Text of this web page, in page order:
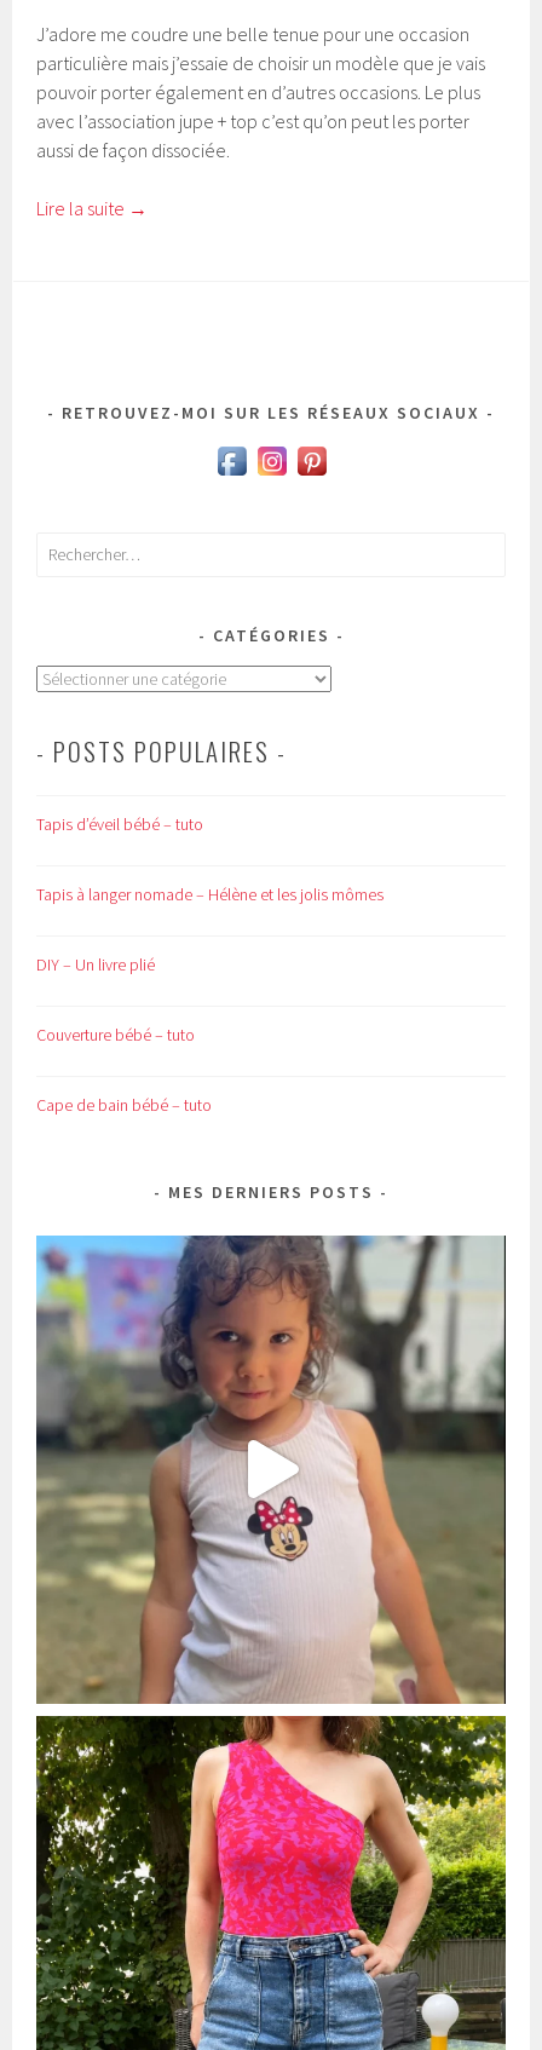
J’adore me coudre une belle tenue pour une occasion
particulière mais j’essaie de choisir un modèle que je vais
pouvoir porter également en d’autres occasions. Le plus
avec l’association jupe + top c’est qu’on peut les porter
aussi de façon dissociée.
Lire la suite →
RETROUVEZ-MOI SUR LES RÉSEAUX SOCIAUX
Rechercher :
CATÉGORIES
Catégories
- POSTS POPULAIRES -
Tapis d’éveil bébé – tuto
Tapis à langer nomade – Hélène et les jolis mômes
DIY – Un livre plié
Couverture bébé – tuto
Cape de bain bébé – tuto
MES DERNIERS POSTS